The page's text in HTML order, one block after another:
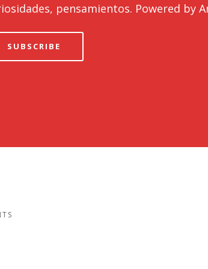
pensamientos. Powered by
SUBSCRIBE